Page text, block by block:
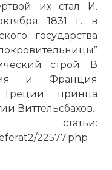
их стал И.
1831 г. в
государства
строй. В
и Франция
Греции принца
Виттельсбахов.
22577.php